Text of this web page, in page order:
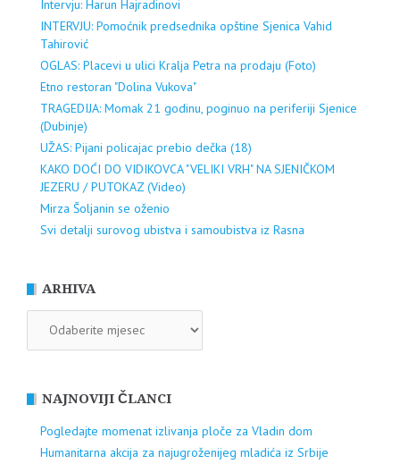
Intervju: Harun Hajradinovi
INTERVJU: Pomoćnik predsednika opštine Sjenica Vahid
Tahirović
OGLAS: Placevi u ulici Kralja Petra na prodaju (Foto)
Etno restoran "Dolina Vukova"
TRAGEDIJA: Momak 21 godinu, poginuo na periferiji Sjenice
(Dubinje)
UŽAS: Pijani policajac prebio dečka (18)
KAKO DOĆI DO VIDIKOVCA "VELIKI VRH" NA SJENIČKOM
JEZERU / PUTOKAZ (Video)
Mirza Šoljanin se oženio
Svi detalji surovog ubistva i samoubistva iz Rasna
ARHIVA
NAJNOVIJI ČLANCI
Pogledajte momenat izlivanja ploče za Vladin dom
Humanitarna akcija za najugroženijeg mladića iz Srbije